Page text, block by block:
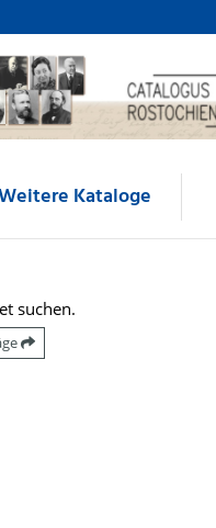
Kataloge
suchen.